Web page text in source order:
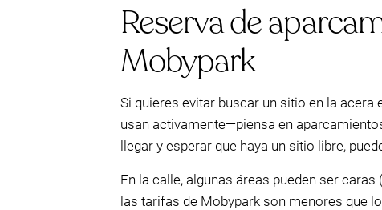
Reserva de
Mobypark
Si quieres evitar buscar un sitio en la
usan activamente—piensa en
llegar y esperar que haya un sitio libre,
En la calle, algunas áreas pueden ser
las tarifas de Mobypark son menores que